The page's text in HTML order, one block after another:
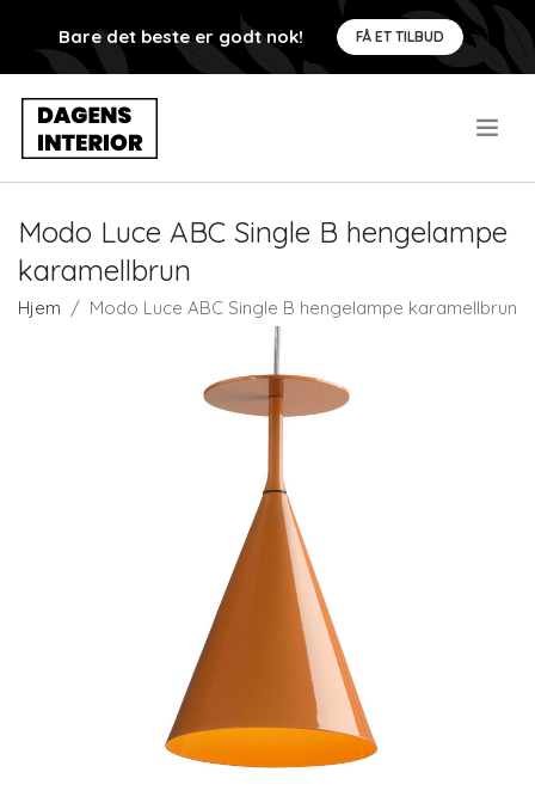
Bare det beste er godt nok! FÅ ET TILBUD
Modo Luce ABC Single B hengelampe
karamellbrun
Hjem Modo Luce ABC Single B hengelampe karamellbrun